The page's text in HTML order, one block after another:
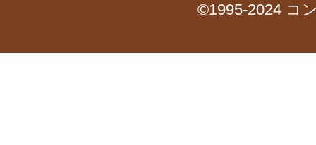
©1995-2024 コ